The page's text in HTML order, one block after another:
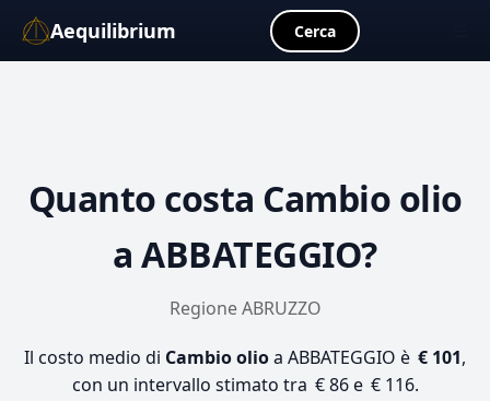
Aequilibrium Cerca
Quanto costa Cambio olio
a ABBATEGGIO?
Regione ABRUZZO
Il costo medio di Cambio olioa ABBATEGGIO è € 101,
con un intervallo stimato tra € 86 e € 116.